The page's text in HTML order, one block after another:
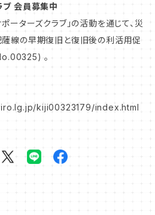
会員募集中
ターズクラブ」の活動を通じて、災
線の早期復旧と復旧後の利活用促
。
kiji00323179/index.html